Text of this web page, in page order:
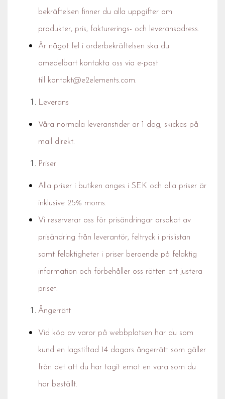
bekräftelsen finner du alla uppgifter om
produkter, pris, fakturerings- och leveransadress.
Är något fel i orderbekräftelsen ska du
omedelbart kontakta oss via e-post
till kontakt@e2elements.com.
Leverans
Våra normala leveranstider är 1 dag, skickas på
mail direkt.
Priser
Alla priser i butiken anges i SEK och alla priser är
inklusive 25% moms.
Vi reserverar oss för prisändringar orsakat av
prisändring från leverantör, feltryck i prislistan
samt felaktigheter i priser beroende på felaktig
information och förbehåller oss rätten att justera
priset.
Ångerrätt
Vid köp av varor på webbplatsen har du som
kund en lagstiftad 14 dagars ångerrätt som gäller
från det att du har tagit emot en vara som du
har beställt.